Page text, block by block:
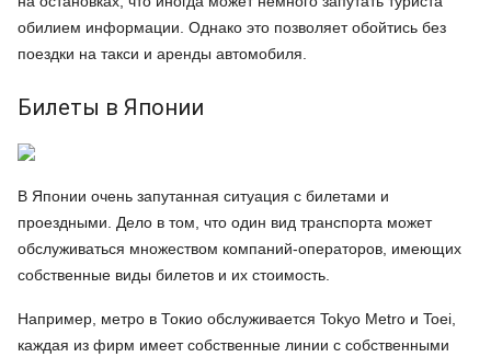
обилием информации. Однако это позволяет обойтись без
поездки на такси и аренды автомобиля.
Билеты в Японии
В Японии очень запутанная ситуация с билетами и
проездными. Дело в том, что один вид транспорта может
обслуживаться множеством компаний-операторов, имеющих
собственные виды билетов и их стоимость.
Например, метро в Токио обслуживается Tokyo Metro и Toei,
каждая из фирм имеет собственные линии с собственными